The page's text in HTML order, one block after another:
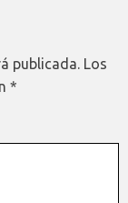
publicada. Los
*